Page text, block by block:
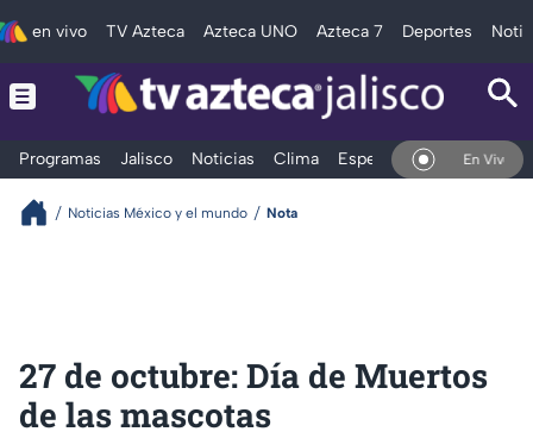
en vivo TV Azteca Azteca UNO Azteca 7 Deportes
Programas Jalisco Noticias Clima Espectáculos Deportes
En Vivo
Noticias México y el mundo Nota
27 de octubre: Día de Muertos
de las mascotas